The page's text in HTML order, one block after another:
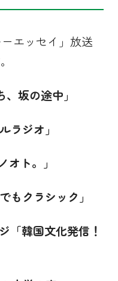
エッセイ」放送
坂の途中」
ラジオ」
ト。」
クラシック」
韓国文化発信！